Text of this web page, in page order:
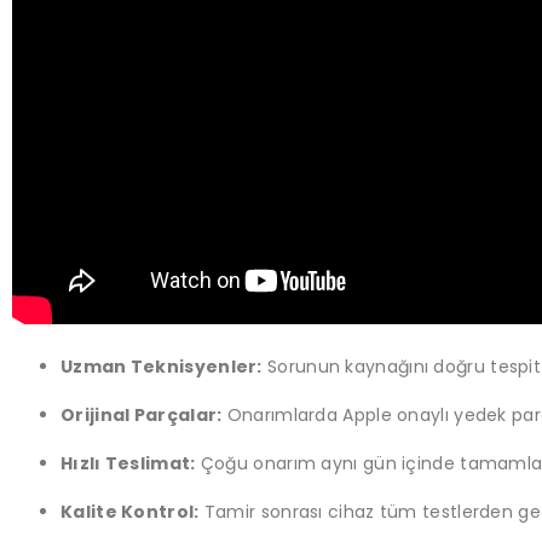
Uzman Teknisyenler: Sorunun kaynağını doğru
Orijinal Parçalar: Onarımlarda Apple onaylı yedek
Hızlı Teslimat: Çoğu onarım aynı gün içinde
Kalite Kontrol: Tamir sonrası cihaz tüm testlerden